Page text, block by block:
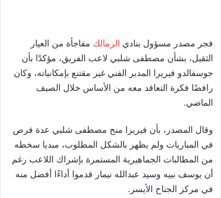
فجر مصدر مسؤول بنادي الزمالك مفاجأة من العيار
الثقيل، بشأن مصطفى شلبي لاعب الفريق، مؤكدًا بأن
جوسفالدو فيريرا المدير الفني غير مقتنع بإمكانياته، وكان
رافضًا فكرة التعاقد معه من الأساس خلال الصيف
الماضي.
وقال المصدر، بأن فيريرا منح مصطفى شلبي عدة فرص
في المباريات ولم يظهر بالشكل المطلوب، مبديا سخطه
من المطالبات الجماهيرية المستمرة بإشراك اللاعب رغم
أن يوسف نبيه وسيد عبدالله نيمار قدموا أداءًا أفضل منه
في مركز الجناح الأيسر.